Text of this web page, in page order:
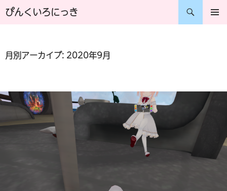
コ
ン
へ
ス
キ
ぴんくいろにっき
検
月別アーカイブ: 2020年9月